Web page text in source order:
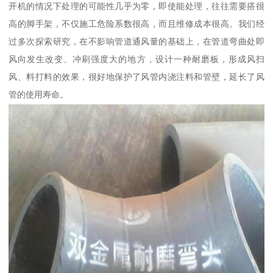
开机的情况下处理的可能性几乎为零，即使能处理，往往需要搭很
高的脚手架，不仅施工危险系数很高，而且维修成本很高。我们经
过多次探索研究，在不影响管道通风量的基础上，在管道弯曲处即
风向发生改变、冲刷强度大的地方，设计一种耐磨板，形成风扫
风、料打料的效果，很好地保护了风管内浇注料和管壁，延长了风
管的使用寿命。